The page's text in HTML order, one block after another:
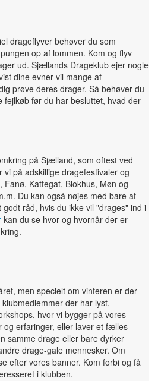
drageflyver behøver du som
op af lommen. Kom og flyv
ud. Sjællands Drageklub ejer nogle
dine evner vil mange af
prøve deres drager. Så behøver du
fejlkøb før du har besluttet, hvad der
på Sjælland, som oftest ved
vi på adskillige dragefestivaler og
Kattegat, Blokhus, Møn og
Du kan også nøjes med bare at
råd, hvis du ikke vil "drages" ind i
kan du se hvor og hvornår der er
men specielt om vinteren er der
der har lyst,
hvor vi bygger på vores
og erfaringer, eller laver et fælles
samme drage eller bare dyrker
drage-gale mennesker. Om
efter vores banner. Kom forbi og få
i klubben.